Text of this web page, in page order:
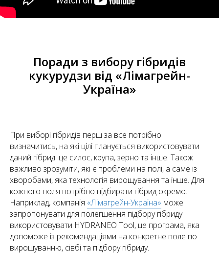
Поради з вибору гібридів
кукурудзи від «Лімагрейн-
Україна»
При виборі гібридів перш за все потрібно
визначитись, на які цілі планується використовувати
даний гібрид: це силос, крупа, зерно та інше. Також
важливо зрозуміти, які є проблеми на полі, а саме із
хворобами, яка технологія вирощування та інше. Для
кожного поля потрібно підбирати гібрид окремо.
Наприклад, компанія «Лімагрейн-Україна» може
запропонувати для полегшення підбору гібриду
використовувати HYDRANEO Tool, це програма, яка
допоможе із рекомендаціями на конкретне поле по
вирощуванню, сівбі та підбору гібриду.